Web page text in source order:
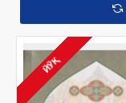
ЙЎҚ